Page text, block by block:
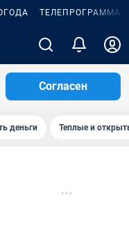
ТЕЛЕПРОГРАММА
Согласен
деньги Теплые и